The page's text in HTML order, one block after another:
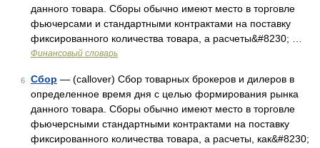
данного товара. Сборы обычно имеют место в торговле
фьючерсами и стандартными контрактами на поставку
фиксированного количества товара, а расчеты&#8230; …
Финансовый словарь
6 Сбор — (callover) Сбор товарных брокеров и дилеров в
определенное время дня с целью формирования рынка
данного товара. Сборы обычно имеют место в торговле
фьючерсными стандартными контрактами на поставку
фиксированного количества товара, а расчеты, как&#8230;